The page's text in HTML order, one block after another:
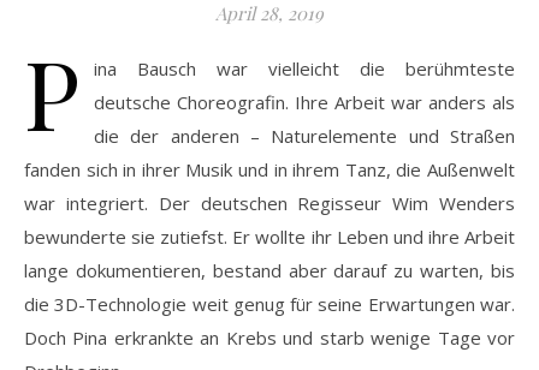
April 28, 2019
P
ina Bausch war vielleicht die berühmteste
deutsche Choreografin. Ihre Arbeit war anders als
die der anderen – Naturelemente und Straßen
fanden sich in ihrer Musik und in ihrem Tanz, die Außenwelt
war integriert. Der deutschen Regisseur Wim Wenders
bewunderte sie zutiefst. Er wollte ihr Leben und ihre Arbeit
lange dokumentieren, bestand aber darauf zu warten, bis
die 3D-Technologie weit genug für seine Erwartungen war.
Doch Pina erkrankte an Krebs und starb wenige Tage vor